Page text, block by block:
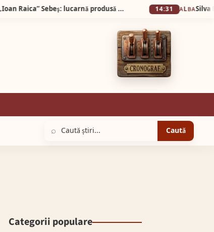
Exponatul lunii mai, la Muzeul Municipal „Ioan Raica” Sebeş: lucarnă produsă la fabrica de țigle şi cărămizi „Hercules” din Diciosânmărtin 14:31 ALBA
⌕ Caută
Categorii populare